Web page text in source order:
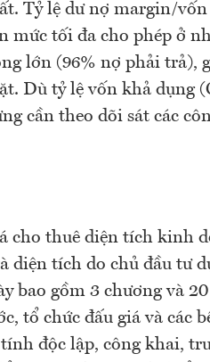
Tỷ lệ dư nợ margin/vốn
mức tối đa cho phép ở
lớn (96% nợ phải trả),
Dù tỷ lệ vốn khả dụng
cần theo dõi sát các
cho thuê diện tích kinh
diện tích do chủ đầu tư
bao gồm 3 chương và
tổ chức đấu giá và các
độc lập, công khai,